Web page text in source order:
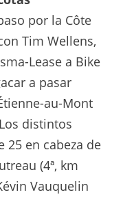
por la Côte
Tim Wellens,
Lease a Bike
a pasar
au-Mont
distintos
25 en cabeza de
(4ª, km
Vauquelin